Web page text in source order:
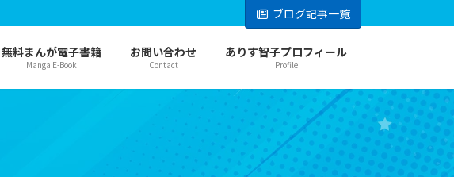
ブログ記事一覧
無料まんが電子書籍
Manga E-Book
お問い合わせ
Contact
ありす智子プロフィール
Profile